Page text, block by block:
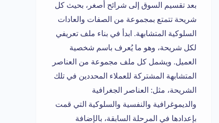
بعد تقسيم السوق إلى شرائح أصغر، بحيث كل
شريحة تتمتع بمجموعة من الصفات والعادات
السلوكية المتشابهة. ابدأ في بناء ملف تعريفي
لكل شريحة، وهو ما يُعرف باسم شخصية
العميل. ويشمل كل ملف مجموعة من العناصر
المتشابهة المشتركة للعملاء المحددين في تلك
الشريحة، مثل: العناصر الجغرافية
والديموغرافية والنفسية والسلوكية التي قمت
بإعدادها في المرحلة السابقة، بالإضافة